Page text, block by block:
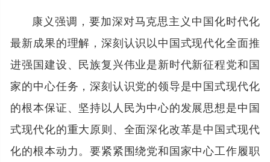
康义强调，要加深对马克思主义中国化时代化
最新成果的理解，深刻认识以中国式现代化全面推
进强国建设、民族复兴伟业是新时代新征程党和国
家的中心任务，深刻认识党的领导是中国式现代化
的根本保证、坚持以人民为中心的发展思想是中国
式现代化的重大原则、全面深化改革是中国式现代
化的根本动力。要紧紧围绕党和国家中心工作履职